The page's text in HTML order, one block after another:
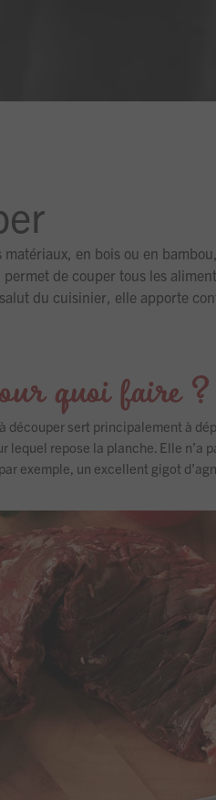
en bois ou en
de couper tous les
du cuisinier, elle apporte
quoi faire ?
découper sert principalement à
repose la planche. Elle n’a
exemple, un excellent gigot